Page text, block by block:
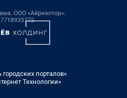
порталов»
Технологии»